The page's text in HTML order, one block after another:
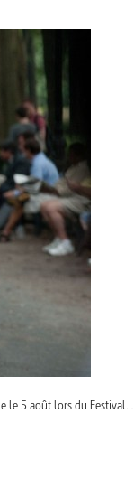
le 5 août lors du Festival…